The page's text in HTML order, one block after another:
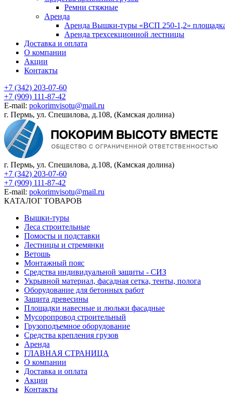
Ремни стяжные
Аренда
Аренда Вышки-туры «ВСП 250-1,2»
Аренда трехсекционной лестницы
Доставка и оплата
О компании
Акции
Контакты
+7 (342) 203-07-60
+7 (909) 111-87-42
E-mail: pokorimvisotu@mail.ru
г. Пермь, ул. Спешилова, д.108, (Камская долина)
г. Пермь, ул. Спешилова, д.108, (Камская долина)
+7 (342) 203-07-60
+7 (909) 111-87-42
E-mail: pokorimvisotu@mail.ru
КАТАЛОГ ТОВАРОВ
Вышки-туры
Леса строительные
Помосты и подставки
Лестницы и стремянки
Ветошь
Монтажный пояс
Средства индивидуальной защиты - СИЗ
Укрывной материал, фасадная сетка, тенты, полога
Оборудование для бетонных работ
Защита древесины
Площадки навесные и люльки фасадные
Мусоропровод строительный
Грузоподъемное оборудование
Средства крепления грузов
Аренда
ГЛАВНАЯ СТРАНИЦА
О компании
Доставка и оплата
Акции
Контакты